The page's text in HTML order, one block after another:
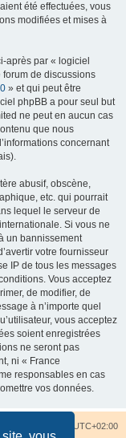
été effectuées, vous
modifiées et mises à
après par « logiciel
de discussions
» et qui peut être
phpBB a pour seul but
ne peut en aucun cas
que nous
concernant
abusif, obscène,
etc. qui pourrait
lequel le serveur de
Si vous ne
un bannissement
votre fournisseur
IP de tous les messages
Vous acceptez
de modifier, de
à n’importe quel
vous acceptez
soient enregistrées
ne seront pas
ni « France
responsables en cas
vos données.
UTC+02:00